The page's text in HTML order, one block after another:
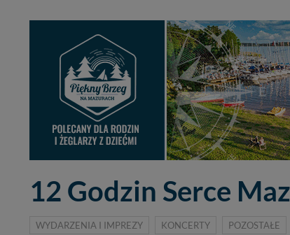
12 Godzin Serce
WYDARZENIA I IMPREZY KONCERTY POZOSTAŁE